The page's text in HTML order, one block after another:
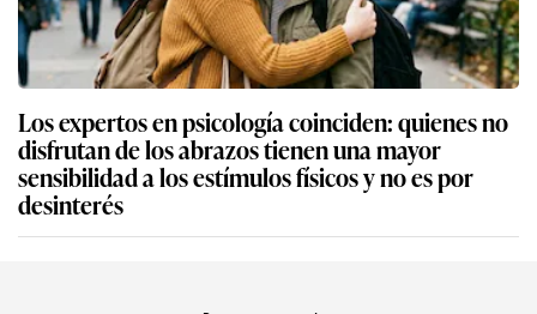
Los expertos en psicología coinciden: quienes no
disfrutan de los abrazos tienen una mayor
sensibilidad a los estímulos físicos y no es por
desinterés